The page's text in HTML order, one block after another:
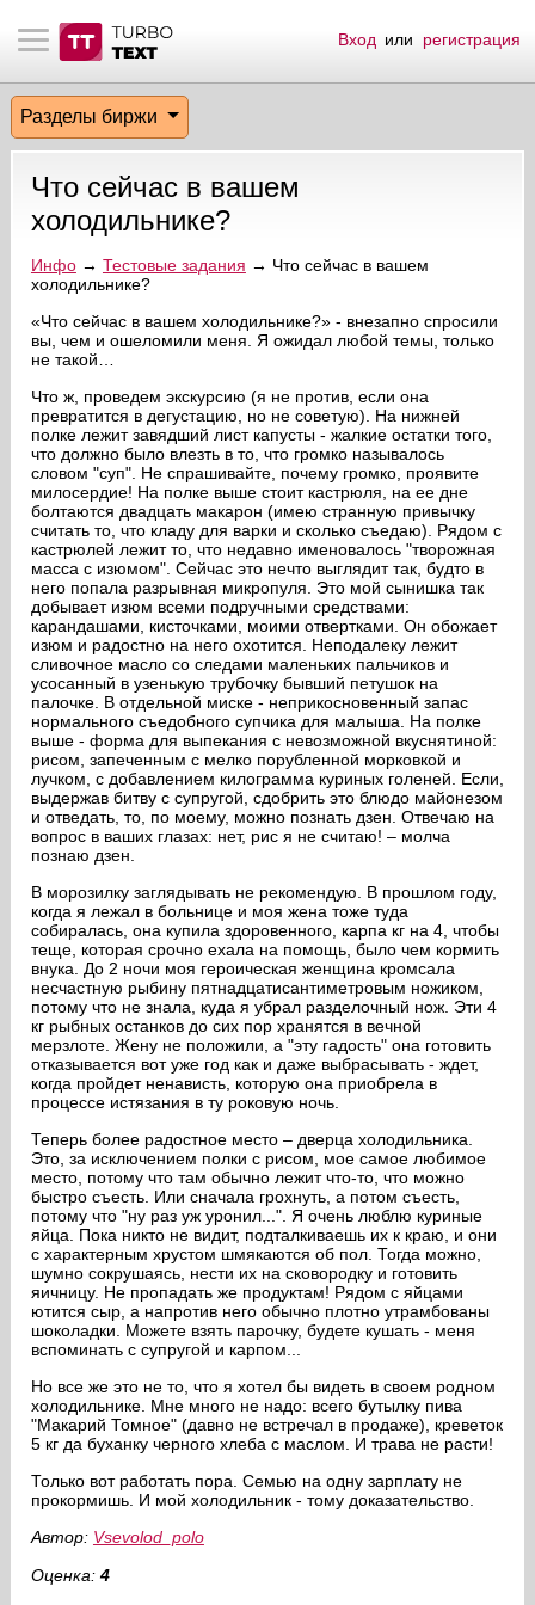
материалы
биржи
эфир
на сайте
сообщения
по форуму
Вход или регистрация
Разделы биржи
Что сейчас в вашем
холодильнике?
Инфо→ Тестовые задания → Что сейчас в вашем
холодильнике?
«Что сейчас в вашем холодильнике?» - внезапно спросили
вы, чем и ошеломили меня. Я ожидал любой темы, только
не такой…
Что ж, проведем экскурсию (я не против, если она
превратится в дегустацию, но не советую). На нижней
полке лежит завядший лист капусты - жалкие остатки того,
что должно было влезть в то, что громко называлось
словом "суп". Не спрашивайте, почему громко, проявите
милосердие! На полке выше стоит кастрюля, на ее дне
болтаются двадцать макарон (имею странную привычку
считать то, что кладу для варки и сколько съедаю). Рядом с
кастрюлей лежит то, что недавно именовалось "творожная
масса с изюмом". Сейчас это нечто выглядит так, будто в
него попала разрывная микропуля. Это мой сынишка так
добывает изюм всеми подручными средствами:
карандашами, кисточками, моими отвертками. Он обожает
изюм и радостно на него охотится. Неподалеку лежит
сливочное масло со следами маленьких пальчиков и
усосанный в узенькую трубочку бывший петушок на
палочке. В отдельной миске - неприкосновенный запас
нормального съедобного супчика для малыша. На полке
выше - форма для выпекания с невозможной вкуснятиной:
рисом, запеченным с мелко порубленной морковкой и
лучком, с добавлением килограмма куриных голеней. Если,
выдержав битву с супругой, сдобрить это блюдо майонезом
и отведать, то, по моему, можно познать дзен. Отвечаю на
вопрос в ваших глазах: нет, рис я не считаю! – молча
познаю дзен.
В морозилку заглядывать не рекомендую. В прошлом году,
когда я лежал в больнице и моя жена тоже туда
собиралась, она купила здоровенного, карпа кг на 4, чтобы
теще, которая срочно ехала на помощь, было чем кормить
внука. До 2 ночи моя героическая женщина кромсала
несчастную рыбину пятнадцатисантиметровым ножиком,
потому что не знала, куда я убрал разделочный нож. Эти 4
кг рыбных останков до сих пор хранятся в вечной
мерзлоте. Жену не положили, а "эту гадость" она готовить
отказывается вот уже год как и даже выбрасывать - ждет,
когда пройдет ненависть, которую она приобрела в
процессе истязания в ту роковую ночь.
Теперь более радостное место – дверца холодильника.
Это, за исключением полки с рисом, мое самое любимое
место, потому что там обычно лежит что-то, что можно
быстро съесть. Или сначала грохнуть, а потом съесть,
потому что "ну раз уж уронил...". Я очень люблю куриные
яйца. Пока никто не видит, подталкиваешь их к краю, и они
с характерным хрустом шмякаются об пол. Тогда можно,
шумно сокрушаясь, нести их на сковородку и готовить
яичницу. Не пропадать же продуктам! Рядом с яйцами
ютится сыр, а напротив него обычно плотно утрамбованы
шоколадки. Можете взять парочку, будете кушать - меня
вспоминать с супругой и карпом...
Но все же это не то, что я хотел бы видеть в своем родном
холодильнике. Мне много не надо: всего бутылку пива
"Макарий Томное" (давно не встречал в продаже), креветок
5 кг да буханку черного хлеба с маслом. И трава не расти!
Только вот работать пора. Семью на одну зарплату не
прокормишь. И мой холодильник - тому доказательство.
Автор: Vsevolod_polo
Оценка: 4